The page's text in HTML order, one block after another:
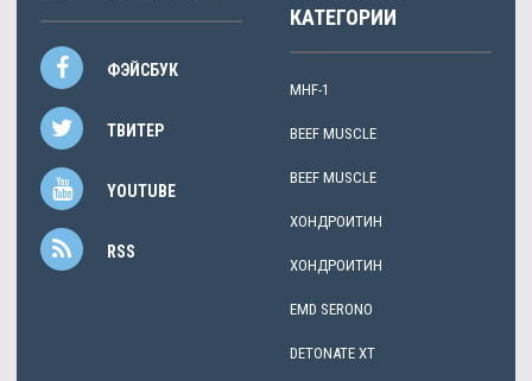
ФЭЙСБУК
ТВИТЕР
YOUTUBE
RSS
КАТЕГОРИИ
MHF-1
BEEF MUSCLE
BEEF MUSCLE
ХОНДРОИТИН
ХОНДРОИТИН
EMD SERONO
DETONATE XT